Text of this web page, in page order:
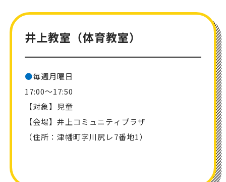
井上教室（体育教室）
●毎週月曜日
17:00～17:50
【対象】児童
【会場】井上コミュニティプラザ
（住所：津幡町字川尻レ7番地1）